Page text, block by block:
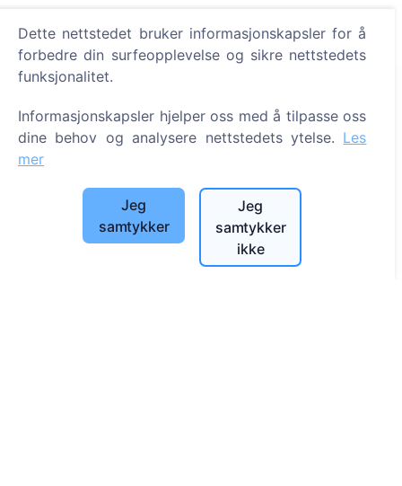
Om CEMETY
Arrangementer
Liste over kommuner og brukere
Personvernerklæring
Dette nettstedet bruker informasjonskapsler for å
forbedre din surfeopplevelse og sikre nettstedets
funksjonalitet.
Informasjonskapsler hjelper oss med å tilpasse oss
dine behov og analysere nettstedets ytelse. Les
mer
Jeg
samtykker
Jeg
samtykker
ikke